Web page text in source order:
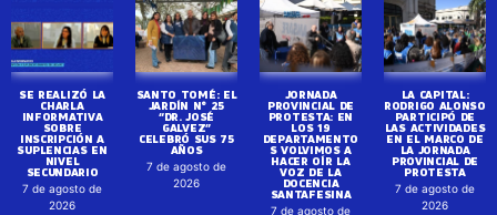
SE REALIZÓ LA
CHARLA
INFORMATIVA
SOBRE
INSCRIPCIÓN A
SUPLENCIAS EN
NIVEL
SECUNDARIO
7 de agosto de
2026
SANTO TOMÉ: EL
JARDÍN N° 25
“DR. JOSÉ
GALVEZ”
CELEBRÓ SUS 75
AÑOS
7 de agosto de
2026
JORNADA
PROVINCIAL DE
PROTESTA: EN
LOS 19
DEPARTAMENTO
S VOLVIMOS A
HACER OÍR LA
VOZ DE LA
DOCENCIA
SANTAFESINA
7 de agosto de
LA CAPITAL:
RODRIGO ALONSO
PARTICIPÓ DE
LAS ACTIVIDADES
EN EL MARCO DE
LA JORNADA
PROVINCIAL DE
PROTESTA
7 de agosto de
2026